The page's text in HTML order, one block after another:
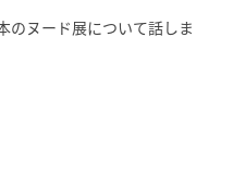
のヌード展について話しま